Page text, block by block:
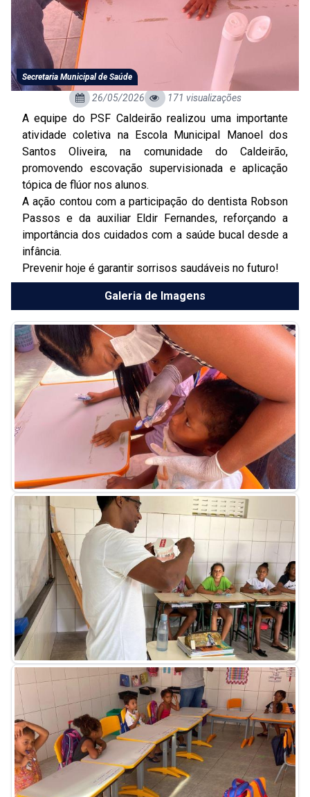
Secretaria Municipal de Saúde
26/05/2026 171 visualizações
A equipe do PSF Caldeirão realizou uma importante
atividade coletiva na Escola Municipal Manoel dos
Santos Oliveira, na comunidade do Caldeirão,
promovendo escovação supervisionada e aplicação
tópica de flúor nos alunos.
A ação contou com a participação do dentista Robson
Passos e da auxiliar Eldir Fernandes, reforçando a
importância dos cuidados com a saúde bucal desde a
infância.
Prevenir hoje é garantir sorrisos saudáveis no futuro!
Galeria de Imagens